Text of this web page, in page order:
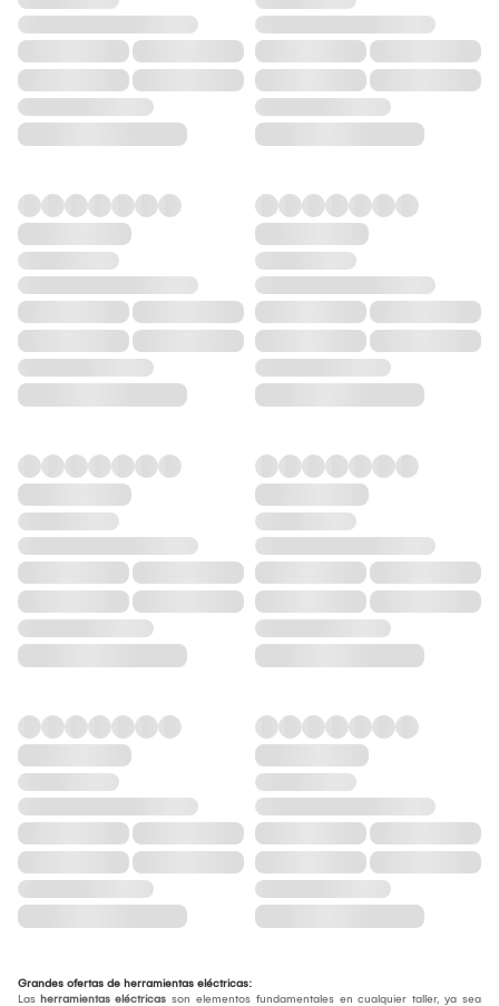
Grandes ofertas de herramientas eléctricas:
Las herramientas eléctricas son elementos fundamentales en cualquier taller, ya sea